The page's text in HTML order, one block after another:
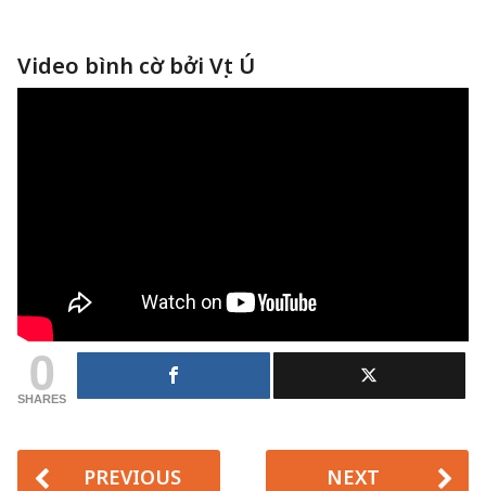
Video bình cờ bởi Vịt Ú
0
SHARES
PREVIOUS NEXT